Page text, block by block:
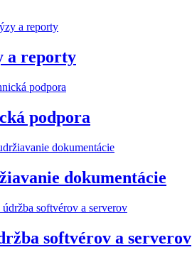
a reporty
podpora
dokumentácie
softvérov a serverov